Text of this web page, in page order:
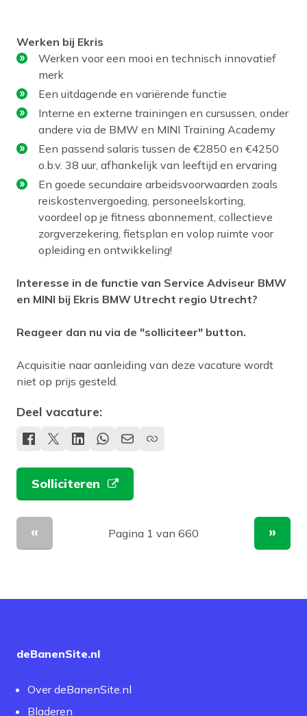
Werken bij Ekris
Werken voor een mooi en technisch innovatief
merk
Een uitdagende en variërende functie
Interne en externe trainingen en cursussen, onder
andere via de BMW en MINI Training Academy
Een passend salaris tussen de €2850 en €4250
o.b.v. 38 uur, afhankelijk van leeftijd en ervaring
En goede secundaire arbeidsvoorwaarden zoals
reiskostenvergoeding, personeelskorting,
voordeel op je fitness abonnement, collectieve
zorgverzekering, fietsplan en volop ruimte voor
opleiding en ontwikkeling!
Interesse in de functie van Service Adviseur BMW
en MINI bij Ekris BMW Utrecht regio Utrecht?
Reageer dan nu via de "solliciteer" button.
Acquisitie naar aanleiding van deze vacature wordt
niet op prijs gesteld.
Deel vacature:
Solliciteren
Vorige pagina
Pagina 1 van 660
deBanenSite.nl
Over deBanenSite.nl
Bladeren